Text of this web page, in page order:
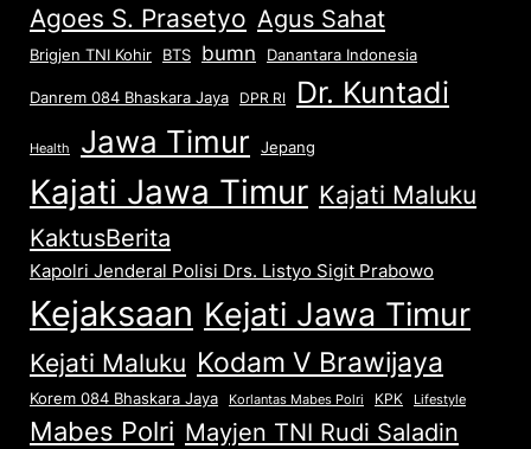
Agoes S. Prasetyo Agus Sahat
Brigjen TNI Kohir BTS bumn Danantara Indonesia
Danrem 084 Bhaskara Jaya DPR RI Dr. Kuntadi
Health Jawa Timur Jepang
Kajati Jawa Timur Kajati Maluku
KaktusBerita
Kapolri Jenderal Polisi Drs. Listyo Sigit Prabowo
Kejaksaan Kejati Jawa Timur
Kejati Maluku Kodam V Brawijaya
Korem 084 Bhaskara Jaya Korlantas Mabes Polri KPK Lifestyle
Mabes Polri Mayjen TNI Rudi Saladin